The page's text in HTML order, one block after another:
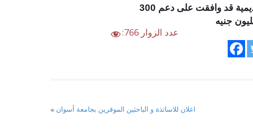
وأشار عبدالغفار إلى أن اللجان العلمية بالأكاديمية قد وافقت على دعم 300
:عدد الزوار 766
« اعلان للاساتذة و الباحثين الموقرين بجامعة أسوان